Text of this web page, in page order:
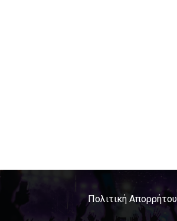
Πολιτική Απορρήτου